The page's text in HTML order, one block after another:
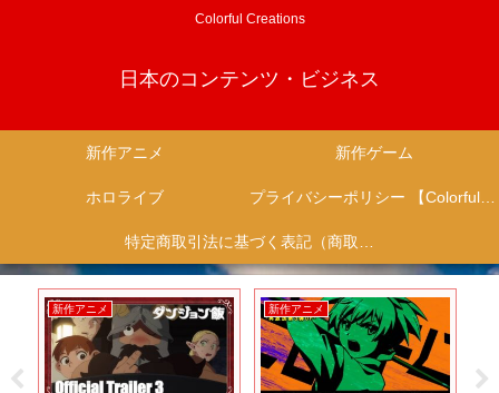
Colorful Creations
日本のコンテンツ・ビジネス
新作アニメ 新作ゲーム
ホロライブ プライバシーポリシー 【Colorful Creation】
特定商取引法に基づく表記（商取引に関する開示）
新作アニメ 新作アニメ